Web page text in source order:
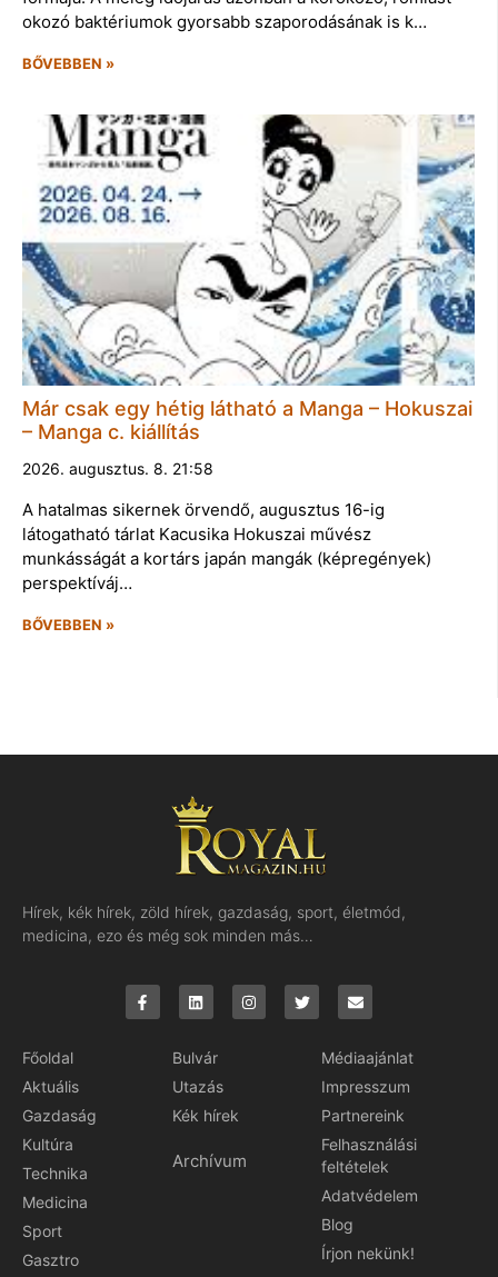
okozó baktériumok gyorsabb szaporodásának is k…
BŐVEBBEN »
Már csak egy hétig látható a Manga – Hokuszai
– Manga c. kiállítás
2026. augusztus. 8. 21:58
A hatalmas sikernek örvendő, augusztus 16-ig
látogatható tárlat Kacusika Hokuszai művész
munkásságát a kortárs japán mangák (képregények)
perspektíváj…
BŐVEBBEN »
Hírek, kék hírek, zöld hírek, gazdaság, sport, életmód,
medicina, ezo és még sok minden más…
Főoldal
Aktuális
Gazdaság
Kultúra
Technika
Medicina
Sport
Gasztro
Bulvár
Utazás
Kék hírek
Archívum
Médiaajánlat
Impresszum
Partnereink
Felhasználási
feltételek
Adatvédelem
Blog
Írjon nekünk!